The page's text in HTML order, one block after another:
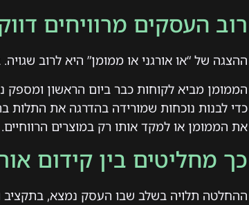
רוב העסקים מרוויחים
ההצגה של “או אורגני או ממומן” היא לרוב
הממומן מביא לקוחות כבר ביום הראשון ומספק
כדי לבנות נוכחות שמורידה בהדרגה את
את הממומן או למקד אותו רק במוצרים
כך מחליטים בין קידום
ההחלטה תלויה בשלב שבו העסק נמצא, בתקציב